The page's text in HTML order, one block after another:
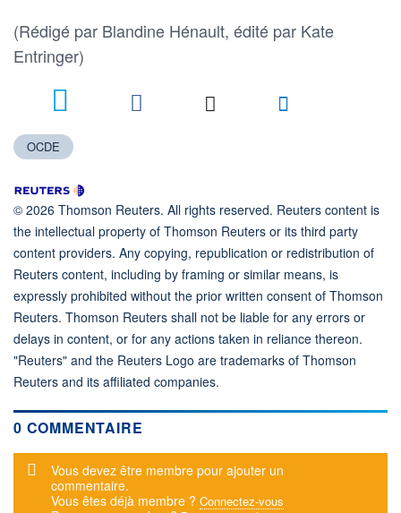
(Rédigé par Blandine Hénault, édité par Kate
Entringer)
OCDE
© 2026 Thomson Reuters. All rights reserved. Reuters content is
the intellectual property of Thomson Reuters or its third party
content providers. Any copying, republication or redistribution of
Reuters content, including by framing or similar means, is
expressly prohibited without the prior written consent of Thomson
Reuters. Thomson Reuters shall not be liable for any errors or
delays in content, or for any actions taken in reliance thereon.
"Reuters" and the Reuters Logo are trademarks of Thomson
Reuters and its affiliated companies.
0 COMMENTAIRE
Message d'alerte
Vous devez être membre pour ajouter un
commentaire.
Vous êtes déjà membre ? Connectez-vous